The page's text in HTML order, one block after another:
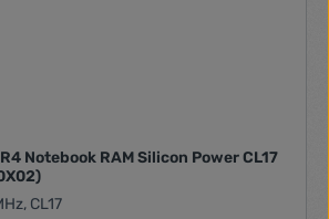
Notebook RAM Silicon Power CL17
CL17